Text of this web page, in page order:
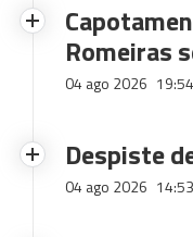
Romeiras
04 ago 2026 19:54
Despiste
04 ago 2026 14:53